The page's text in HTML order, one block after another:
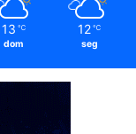
13 ℃
dom
12 ℃
seg